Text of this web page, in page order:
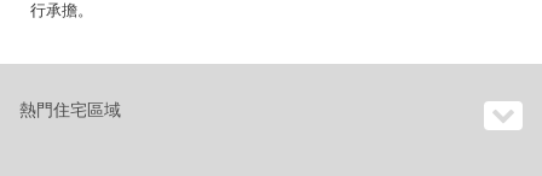
行承擔。
熱門住宅區域